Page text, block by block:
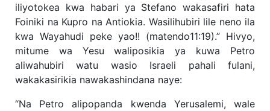
iliyotokea kwa habari ya Stefano wakasafiri hata
Foiniki na Kupro na Antiokia. Wasilihubiri lile neno ila
kwa Wayahudi peke yao!! (matendo11:19).” Hivyo,
mitume wa Yesu waliposikia ya kuwa Petro
aliwahubiri watu wasio Israeli pahali fulani,
wakakasirikia nawakashindana naye:
“Na Petro alipopanda kwenda Yerusalemi, wale